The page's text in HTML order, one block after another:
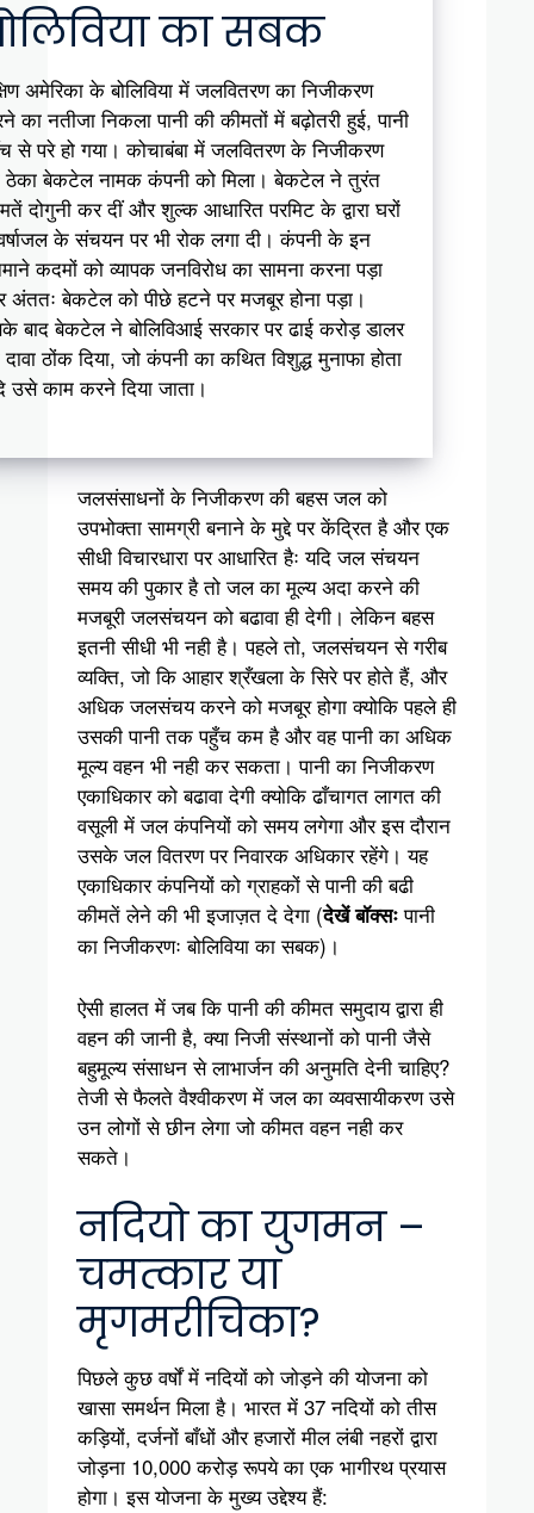
का सबक
अमेरिका के बोलिविया में जलवितरण का निजीकरण
का नतीजा निकला पानी की कीमतों में बढ़ोतरी हुई, पानी
से परे हो गया। कोचाबंबा में जलवितरण के निजीकरण
ठेका बेकटेल नामक कंपनी को मिला। बेकटेल ने तुरंत
दोगुनी कर दीं और शुल्क आधारित परमिट के द्वारा घरों
के संचयन पर भी रोक लगा दी। कंपनी के इन
कदमों को व्यापक जनविरोध का सामना करना पड़ा
अंततः बेकटेल को पीछे हटने पर मजबूर होना पड़ा।
बाद बेकटेल ने बोलिविआई सरकार पर ढाई करोड़ डालर
ठोंक दिया, जो कंपनी का कथित विशुद्ध मुनाफा होता
उसे काम करने दिया जाता।
जलसंसाधनों के निजीकरण की बहस जल को
उपभोक्ता सामग्री बनाने के मुद्दे पर केंद्रित है और एक
सीधी विचारधारा पर आधारित हैः यदि जल संचयन
समय की पुकार है तो जल का मूल्य अदा करने की
मजबूरी जलसंचयन को बढावा ही देगी। लेकिन बहस
इतनी सीधी भी नही है। पहले तो, जलसंचयन से गरीब
व्यक्ति, जो कि आहार श्रँखला के सिरे पर होते हैं, और
अधिक जलसंचय करने को मजबूर होगा क्योकि पहले ही
उसकी पानी तक पहुँच कम है और वह पानी का अधिक
मूल्य वहन भी नही कर सकता। पानी का निजीकरण
एकाधिकार को बढावा देगी क्योकि ढाँचागत लागत की
वसूली में जल कंपनियों को समय लगेगा और इस दौरान
उसके जल वितरण पर निवारक अधिकार रहेंगे। यह
एकाधिकार कंपनियों को ग्राहकों से पानी की बढी
कीमतें लेने की भी इजाज़त दे देगा (देखें बॉक्सःपानी
का निजीकरणः बोलिविया का सबक)।
ऐसी हालत में जब कि पानी की कीमत समुदाय द्वारा ही
वहन की जानी है, क्या निजी संस्थानों को पानी जैसे
बहुमूल्य संसाधन से लाभार्जन की अनुमति देनी चाहिए?
तेजी से फैलते वैश्वीकरण में जल का व्यवसायीकरण उसे
उन लोगों से छीन लेगा जो कीमत वहन नही कर
सकते।
नदियो का युगमन –
चमत्कार या
मृगमरीचिका?
पिछले कुछ वर्षों में नदियों को जोड़ने की योजना को
खासा समर्थन मिला है। भारत में 37 नदियों को तीस
कड़ियों, दर्जनों बाँधों और हजारों मील लंबी नहरों द्वारा
जोड़ना 10,000 करोड़ रूपये का एक भागीरथ प्रयास
होगा। इस योजना के मुख्य उद्देश्य हैं: